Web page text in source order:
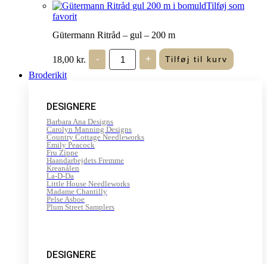
Tilføj som
favorit
Gütermann Ritråd – gul – 200 m
18,00 kr. -
Gütermann
Ritråd
-
antal
+ Tilføj til kurv
Broderikit
DESIGNERE
Barbara Ana Designs
Carolyn Manning Designs
Country Cottage Needleworks
Emily Peacock
Fru Zippe
Haandarbejdets Fremme
Kreanålen
La-D-Da
Little House Needleworks
Madame Chantilly
Pelse Asboe
Plum Street Samplers
DESIGNERE